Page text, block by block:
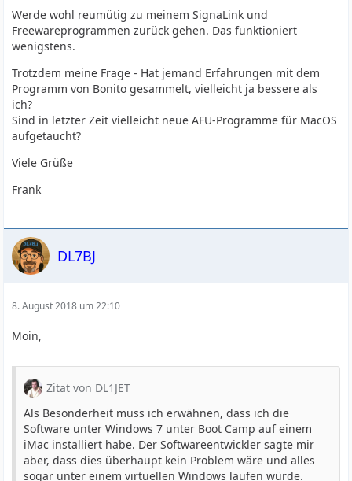
Werde wohl reumütig zu meinem SignaLink und
Freewareprogrammen zurück gehen. Das funktioniert
wenigstens.
Trotzdem meine Frage - Hat jemand Erfahrungen mit dem
Programm von Bonito gesammelt, vielleicht ja bessere als
ich?
Sind in letzter Zeit vielleicht neue AFU-Programme für MacOS
aufgetaucht?
Viele Grüße
Frank
DL7BJ
8. August 2018 um 22:10
Moin,
Zitat von DL1JET
Als Besonderheit muss ich erwähnen, dass ich die
Software unter Windows 7 unter Boot Camp auf einem
iMac installiert habe. Der Softwareentwickler sagte mir
aber, dass dies überhaupt kein Problem wäre und alles
sogar unter einem virtuellen Windows laufen würde.